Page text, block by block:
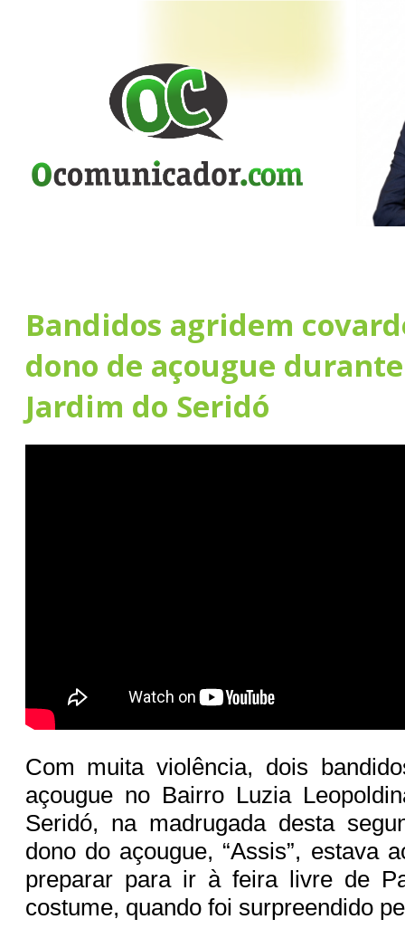
Bandidos agridem
dono de açougue
Jardim do Seridó
Com muita violência, dois
açougue no Bairro Luzia
Seridó, na madrugada desta
dono do açougue, “Assis”, estava
preparar para ir à feira livre de
costume, quando foi surpreendido